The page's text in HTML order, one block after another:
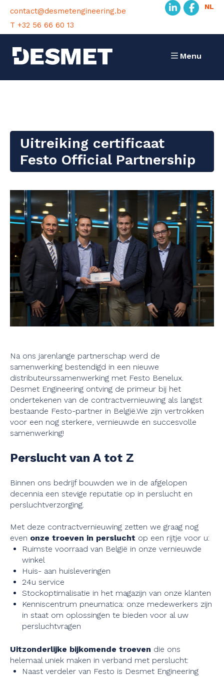
contact@desmetengineering.be
T +32 56 66 60 13
NL
Menu
Uitreiking certificaat
Festo Official Partnership
Na ons jarenlange partnerschap werd de
samenwerking bestendigd in een nieuwe
distributeurssamenwerking met Festo Benelux.
Desmet Engineering ontving de primeur bij het
ondertekenen van de contractvernieuwing als langst
bestaande Festo-partner in België.We zijn vertrokken
voor een nog sterkere, vernieuwde en succesvolle
samenwerking!
Perslucht van A tot Z
Binnen ons bedrijf bouwden we in de afgelopen
decennia een stevige reputatie op in perslucht en
persluchtverzorging.
Met deze contractvernieuwing zetten we graag nog
even onze troeven in perslucht op een rijtje voor u:
Ruimste voorraad van België in onze vernieuwde
winkel
Huis- aan huisleveringen
24u service
Stockoptimalisatie in het magazijn van onze klanten
Kenniscentrum pneumatica: onze medewerkers zijn
in staat om oplossingen te bieden voor al uw
persluchtvragen
Uitzonderlijke bijkomende troeven die ons
helemaal uniek maken in verband met perslucht:
Naast verdeler van Festo is Desmet Engineering